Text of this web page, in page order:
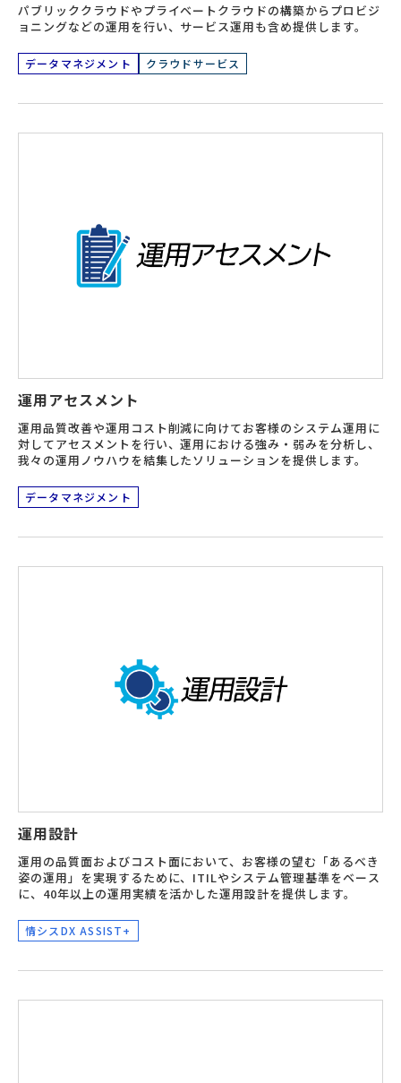
パブリッククラウドやプライベートクラウドの構築からプロビジ
ョニングなどの運用を行い、サービス運用も含め提供します。
データマネジメント クラウドサービス
運用アセスメント
運用品質改善や運用コスト削減に向けてお客様のシステム運用に
対してアセスメントを行い、運用における強み・弱みを分析し、
我々の運用ノウハウを結集したソリューションを提供します。
データマネジメント
運用設計
運用の品質面およびコスト面において、お客様の望む「あるべき
姿の運用」を実現するために、ITILやシステム管理基準をベース
に、40年以上の運用実績を活かした運用設計を提供します。
情シスDX ASSIST+